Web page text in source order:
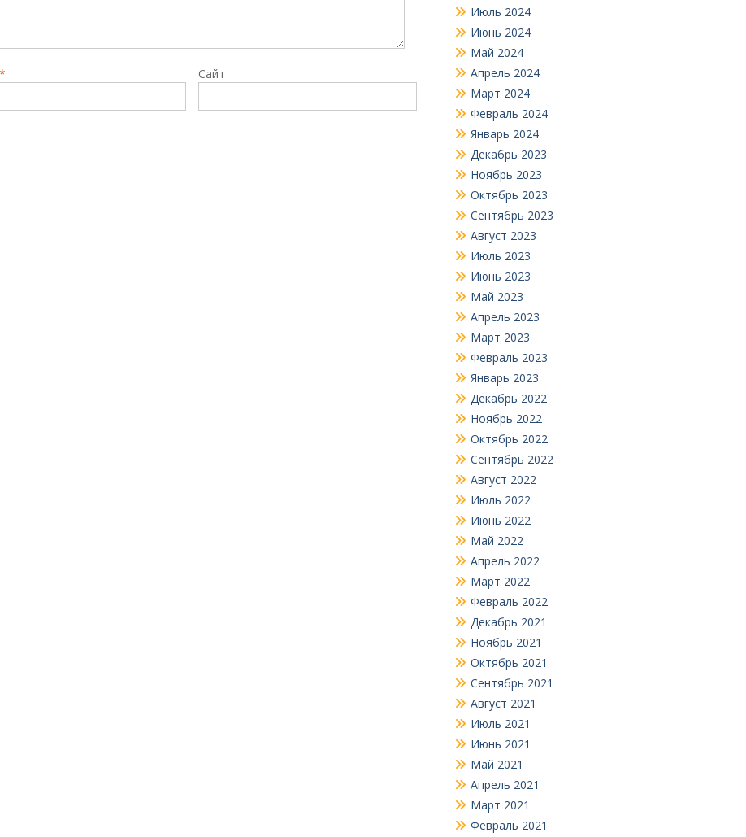
* Сайт
Июль 2024
Июнь 2024
Май 2024
Апрель 2024
Март 2024
Февраль 2024
Январь 2024
Декабрь 2023
Ноябрь 2023
Октябрь 2023
Сентябрь 2023
Август 2023
Июль 2023
Июнь 2023
Май 2023
Апрель 2023
Март 2023
Февраль 2023
Январь 2023
Декабрь 2022
Ноябрь 2022
Октябрь 2022
Сентябрь 2022
Август 2022
Июль 2022
Июнь 2022
Май 2022
Апрель 2022
Март 2022
Февраль 2022
Декабрь 2021
Ноябрь 2021
Октябрь 2021
Сентябрь 2021
Август 2021
Июль 2021
Июнь 2021
Май 2021
Апрель 2021
Март 2021
Февраль 2021